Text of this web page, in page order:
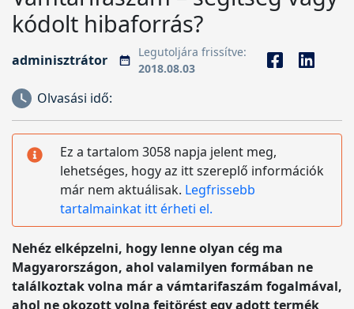
kódolt hibaforrás?
adminisztrátor
Legutoljára frissítve:
2018.08.03
Olvasási idő:
Ez a tartalom 3058 napja jelent meg,
lehetséges, hogy az itt szereplő információk
már nem aktuálisak. Legfrissebb
tartalmainkat itt érheti el.
Nehéz elképzelni, hogy lenne olyan cég ma
Magyarországon, ahol valamilyen formában ne
találkoztak volna már a vámtarifaszám fogalmával,
ahol ne okozott volna fejtörést egy adott termék